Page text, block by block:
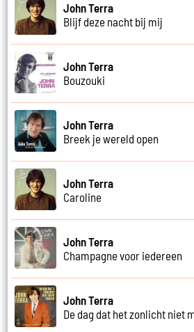
John Terra
Blijf deze nacht bij mij
John Terra
Bouzouki
John Terra
Breek je wereld open
John Terra
Caroline
John Terra
Champagne voor iedereen
John Terra
De dag dat het zonlicht niet